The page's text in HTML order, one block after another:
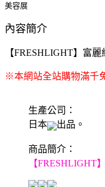
美容展
內容簡介
【FRESHLIGHT】富
※本網站全站購物滿千
生產公司：
日本
出品。
商品簡介：
【FRESHLIGHT